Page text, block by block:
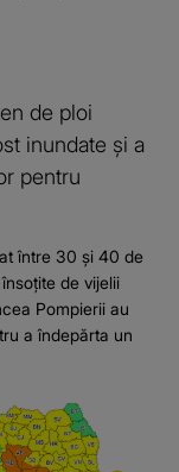
de ploi
inundate și a
pentru
între 30 şi 40 de
de vijelii
Pompierii au
a îndepărta un